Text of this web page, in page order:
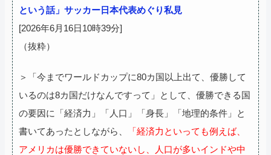
という話」サッカー日本代表めぐり私見
[2026年6月16日10時39分]
（抜粋）
＞「今までワールドカップに80カ国以上出て、優勝して
いるのは8カ国だけなんですって」として、優勝できる国
の要因に「経済力」「人口」「身長」「地理的条件」と
書いてあったとしながら、
「経済力といっても例えば、
アメリカは優勝できていないし、人口が多いインドや中